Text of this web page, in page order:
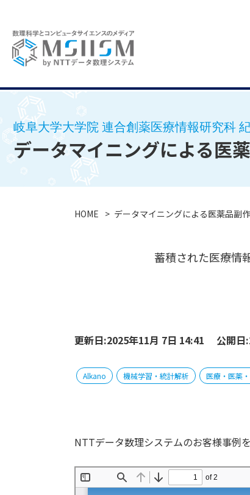
岐阜大学大学院 連合創薬医療情報研究科
データマイニングによる医
HOME データマイニングによる医薬品副
蓄積された医療情
更新日:2025年11月 7日 14:41 公開日
Alkano 機械学習・統計解析 医療・医薬
NTTデータ数理システムのお客様事例を